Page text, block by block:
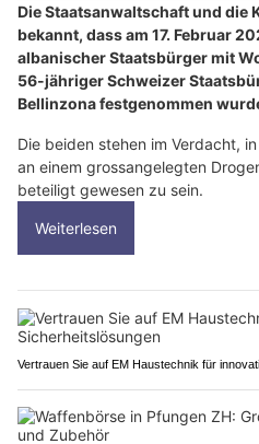
Die Staatsanwaltschaft und die
bekannt, dass am 17. Februar
albanischer Staatsbürger mit
56-jähriger Schweizer
Bellinzona festgenommen
Die beiden stehen im Verdacht,
an einem grossangelegten
beteiligt gewesen zu sein.
Weiterlesen
Vertrauen Sie auf EM Haustechnik für